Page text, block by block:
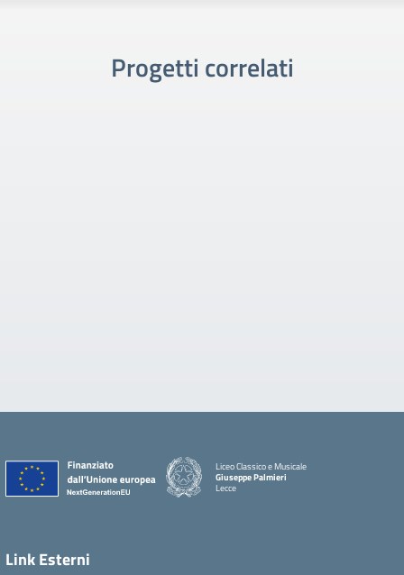
Progetti correlati
Liceo Classico e Musicale
Giuseppe Palmieri
Lecce
Link Esterni